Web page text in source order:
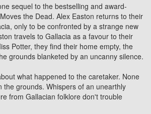
sequel to the bestselling and award-
the Dead. Alex Easton returns to their
only to be confronted by a strange new
travels to Gallacia as a favour to their
Potter, they find their home empty, the
grounds blanketed by an uncanny silence.
what happened to the caretaker. None
the grounds. Whispers of an unearthly
from Gallacian folklore don't trouble